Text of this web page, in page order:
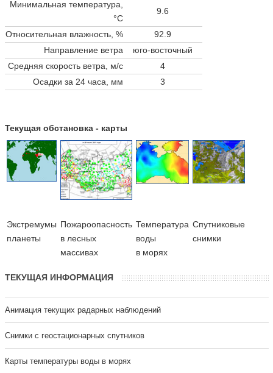
Минимальная температура,
°C
9.6
Относительная влажность, %
92.9
Направление ветра
юго-восточный
Средняя скорость ветра, м/с
4
Осадки за 24 часа, мм
3
Текущая обстановка - карты
Экстремумы
планеты
Пожароопасность
в лесных
массивах
Температура
воды
в морях
Cпутниковые
снимки
ТЕКУЩАЯ ИНФОРМАЦИЯ
Анимация текущих радарных наблюдений
Cнимки с геостационарных спутников
Карты температуры воды в морях